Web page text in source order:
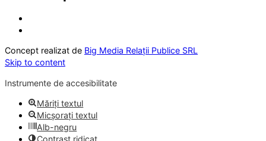
Concept realizat de Big Media Relații Publice SRL
Skip to content
Instrumente de accesibilitate
Măriți textul
Micșorați textul
Alb-negru
Contrast ridicat